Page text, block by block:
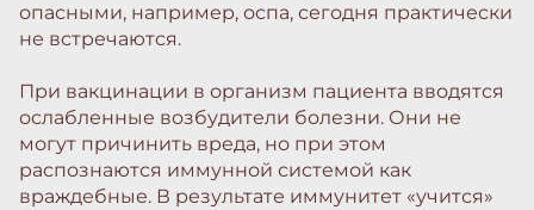
опасными, например, оспа, сегодня практически
не встречаются.
При вакцинации в организм пациента вводятся
ослабленные возбудители болезни. Они не
могут причинить вреда, но при этом
распознаются иммунной системой как
враждебные. В результате иммунитет «учится»